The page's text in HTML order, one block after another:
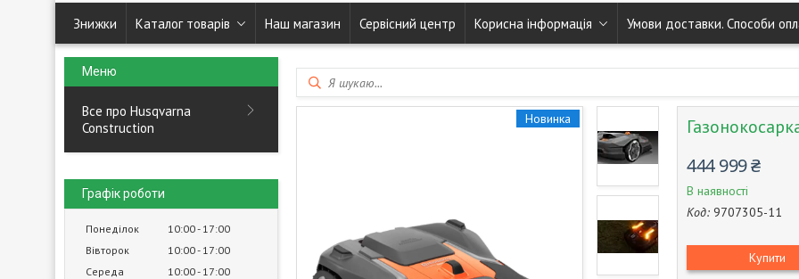
Знижки Каталог товарів Наш магазин Сервісний центр Корисна інформація Умови доставки. Способи
Все про Husqvarna
Construction
Графік роботи
Понеділок 10:00 17:00
Вівторок
10:00 17:00
Середа
10:00 17:00
Новинка
444 999 ₴
В наявності
Код: 9707305-11
Купити